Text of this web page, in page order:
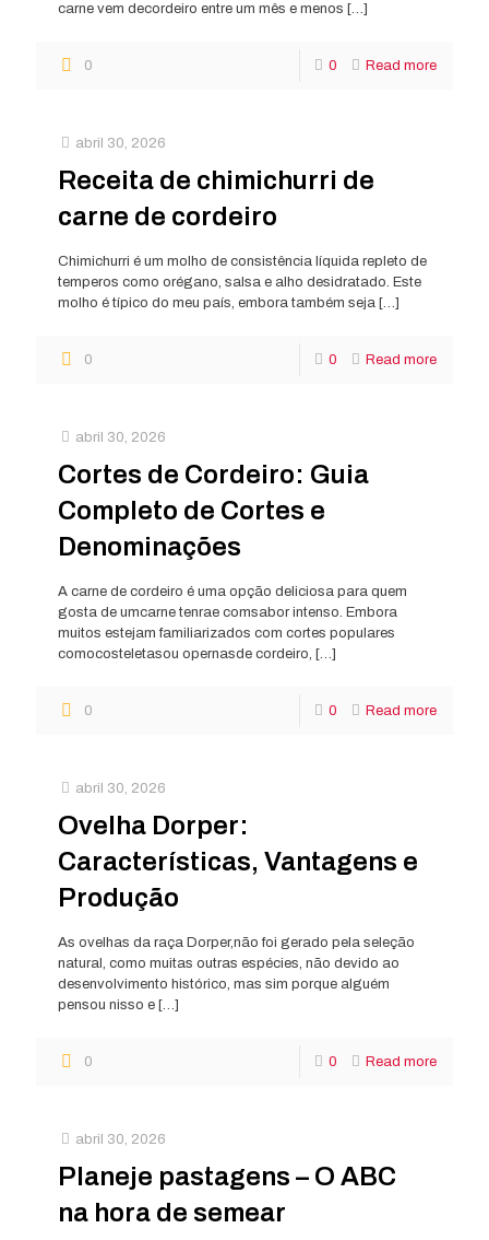
carne vem decordeiro entre um mês e menos […]
0 0 Read more
abril 30, 2026
Receita de chimichurri de
carne de cordeiro
Chimichurri é um molho de consistência líquida repleto de
temperos como orégano, salsa e alho desidratado. Este
molho é típico do meu país, embora também seja […]
0 0 Read more
abril 30, 2026
Cortes de Cordeiro: Guia
Completo de Cortes e
Denominações
A carne de cordeiro é uma opção deliciosa para quem
gosta de umcarne tenrae comsabor intenso. Embora
muitos estejam familiarizados com cortes populares
comocosteletasou opernasde cordeiro, […]
0 0 Read more
abril 30, 2026
Ovelha Dorper:
Características, Vantagens e
Produção
As ovelhas da raça Dorper,não foi gerado pela seleção
natural, como muitas outras espécies, não devido ao
desenvolvimento histórico, mas sim porque alguém
pensou nisso e […]
0 0 Read more
abril 30, 2026
Planeje pastagens – O ABC
na hora de semear